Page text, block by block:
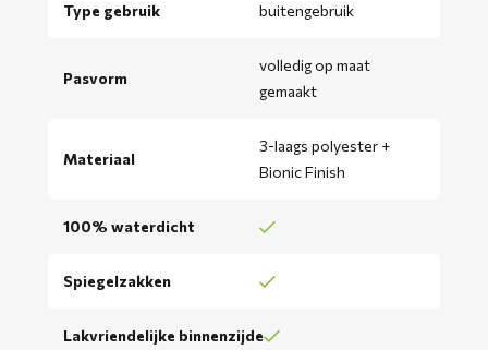
Type gebruik buitengebruik
Pasvorm
volledig op maat
gemaakt
Materiaal
3-laags polyester +
Bionic Finish
100% waterdicht
Spiegelzakken
Lakvriendelijke binnenzijde